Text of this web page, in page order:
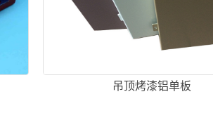
吊顶烤漆铝单板